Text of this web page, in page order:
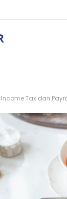
Income Tax dan